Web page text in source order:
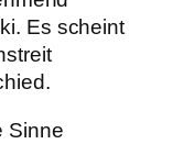
Es scheint
Sinne